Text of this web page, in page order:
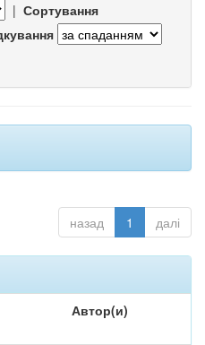
| Сортування
назад 1 далі
Автор(и)